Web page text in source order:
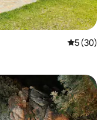
Note
5 (30)